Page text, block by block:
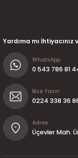
Yardıma mı İhtiyacınız
WhatsApp
0 543 786 81
Bize Yazın
0224 338 36
Adres
Üçevler Mah.